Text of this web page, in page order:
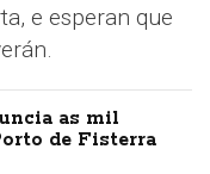
e esperan que
as mil
de Fisterra